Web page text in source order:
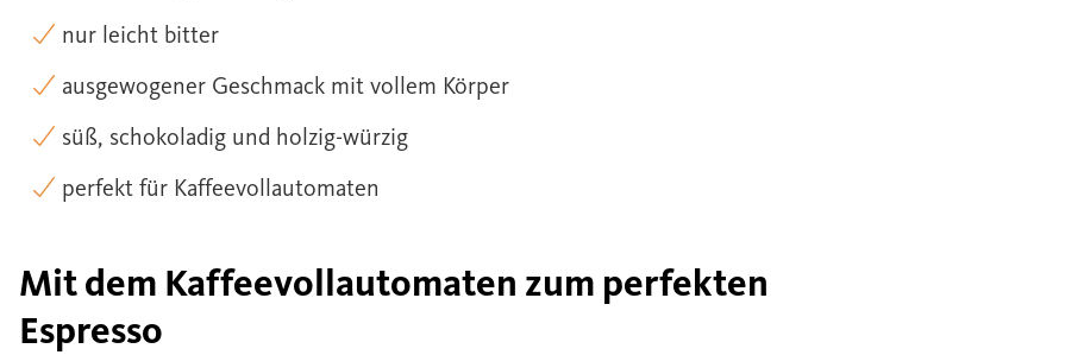
nur leicht bitter
ausgewogener Geschmack mit vollem Körper
süß, schokoladig und holzig-würzig
perfekt für Kaffeevollautomaten
Mit dem Kaffeevollautomaten zum perfekten
Espresso